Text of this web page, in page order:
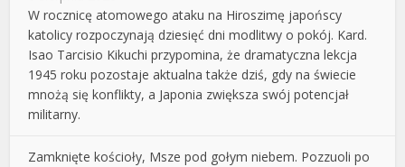
W rocznicę atomowego ataku na Hiroszimę japońscy
katolicy rozpoczynają dziesięć dni modlitwy o pokój. Kard.
Isao Tarcisio Kikuchi przypomina, że dramatyczna lekcja
1945 roku pozostaje aktualna także dziś, gdy na świecie
mnożą się konflikty, a Japonia zwiększa swój potencjał
militarny.
Zamknięte kościoły, Msze pod gołym niebem. Pozzuoli po